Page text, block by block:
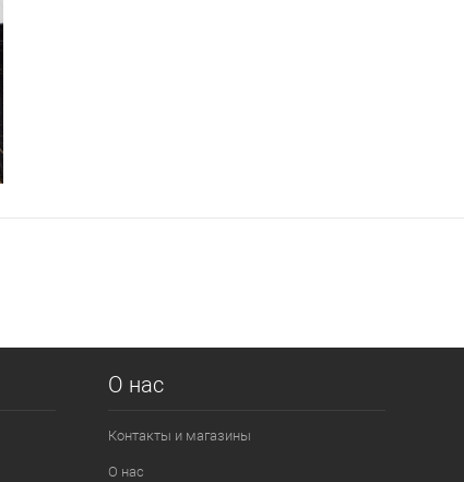
О нас
Контакты и магазины
О нас